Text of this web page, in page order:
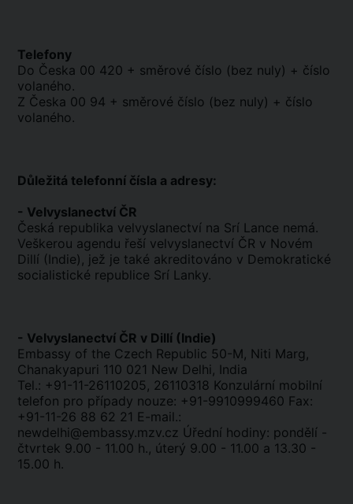
Telefony
Do Česka 00 420 + směrové číslo (bez nuly) + číslo
volaného.
Z Česka 00 94 + směrové číslo (bez nuly) + číslo
volaného.
Důležitá telefonní čísla a adresy:
- Velvyslanectví ČR
Česká republika velvyslanectví na Srí Lance nemá.
Veškerou agendu řeší velvyslanectví ČR v Novém
Dillí (Indie), jež je také akreditováno v Demokratické
socialistické republice Srí Lanky.
- Velvyslanectví ČR v Dillí (Indie)
Embassy of the Czech Republic 50-M, Niti Marg,
Chanakyapuri 110 021 New Delhi, India
Tel.: +91-11-26110205, 26110318 Konzulární mobilní
telefon pro případy nouze: +91-9910999460 Fax:
+91-11-26 88 62 21 E-mail.:
newdelhi@embassy.mzv.cz Úřední hodiny: pondělí -
čtvrtek 9.00 - 11.00 h., úterý 9.00 - 11.00 a 13.30 -
15.00 h.